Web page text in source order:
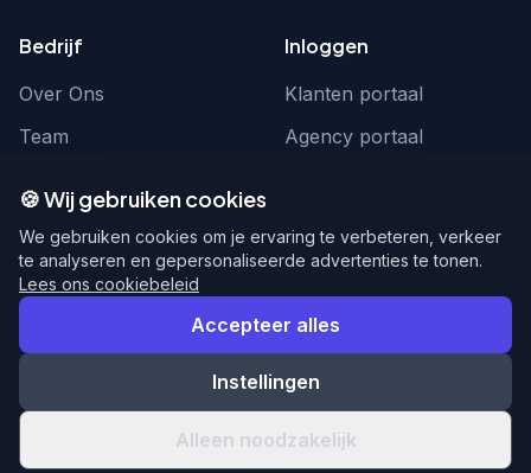
Bedrijf
Over Ons
Team
Inloggen
Klanten portaal
Agency portaal
hello@webnexus.nl
085 004 1875
© 2026 WebNexus. Alle rechten voorbehouden.
PrivacyVoorwaarden
🍪 Wij gebruiken cookies
We gebruiken cookies om je ervaring te verbeteren, verkeer
te analyseren en gepersonaliseerde advertenties te tonen.
Lees ons cookiebeleid
Accepteer alles
Instellingen
Alleen noodzakelijk